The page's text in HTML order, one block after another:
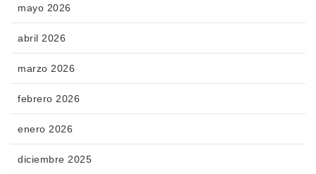
mayo 2026
abril 2026
marzo 2026
febrero 2026
enero 2026
diciembre 2025